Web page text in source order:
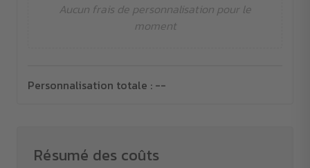
Aucun frais de personnalisation pour le
moment
Personnalisation totale : --
Résumé des coûts